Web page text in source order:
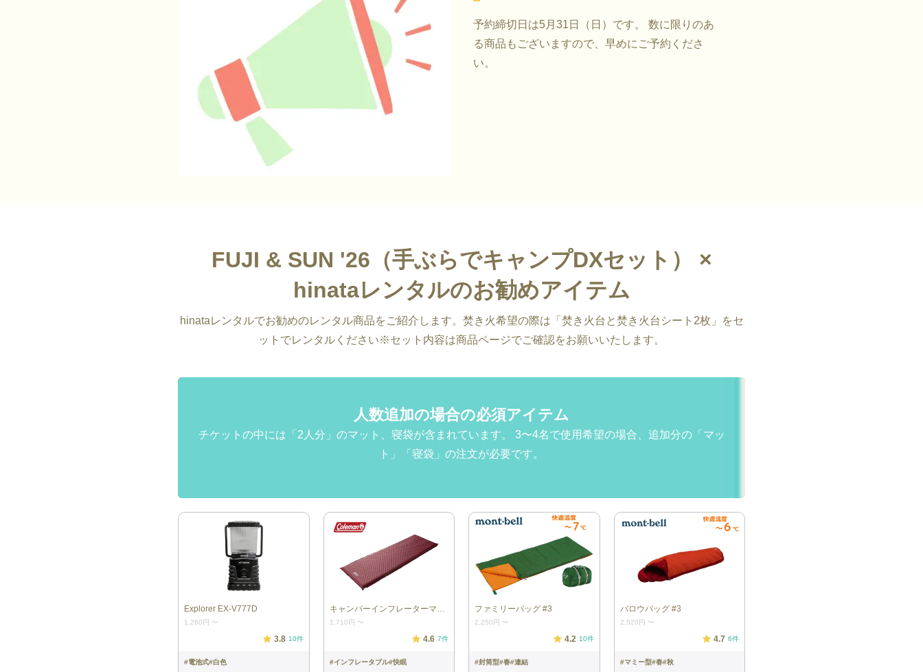
予約締切日は5月31日（日）です。 数に限りのあ
る商品もございますので、早めにご予約くださ
い。
FUJI & SUN '26（手ぶらでキャンプDXセット） ×
hinataレンタルのお勧めアイテム
hinataレンタルでお勧めのレンタル商品をご紹介します。焚き火希望の際は「焚き火台と焚き火台シート2枚」をセ
ットでレンタルください※セット内容は商品ページでご確認をお願いいたします。
人数追加の場合の必須アイテム
チケットの中には「2人分」のマット、寝袋が含まれています。 3〜4名で使用希望の場合、追加分の「マッ
ト」「寝袋」の注文が必要です。
Explorer EX-V777D
1,260円 〜
3.8 10件
#電池式#白色
キャンパーインフレーターマット／シングルⅢ
1,710円 〜
4.6 7件
#インフレータブル#快眠
ファミリーバッグ #3
2,250円 〜
4.2 10件
#封筒型#春#連結
バロウバッグ #3
2,520円 〜
4.7 6件
#マミー型#春#秋